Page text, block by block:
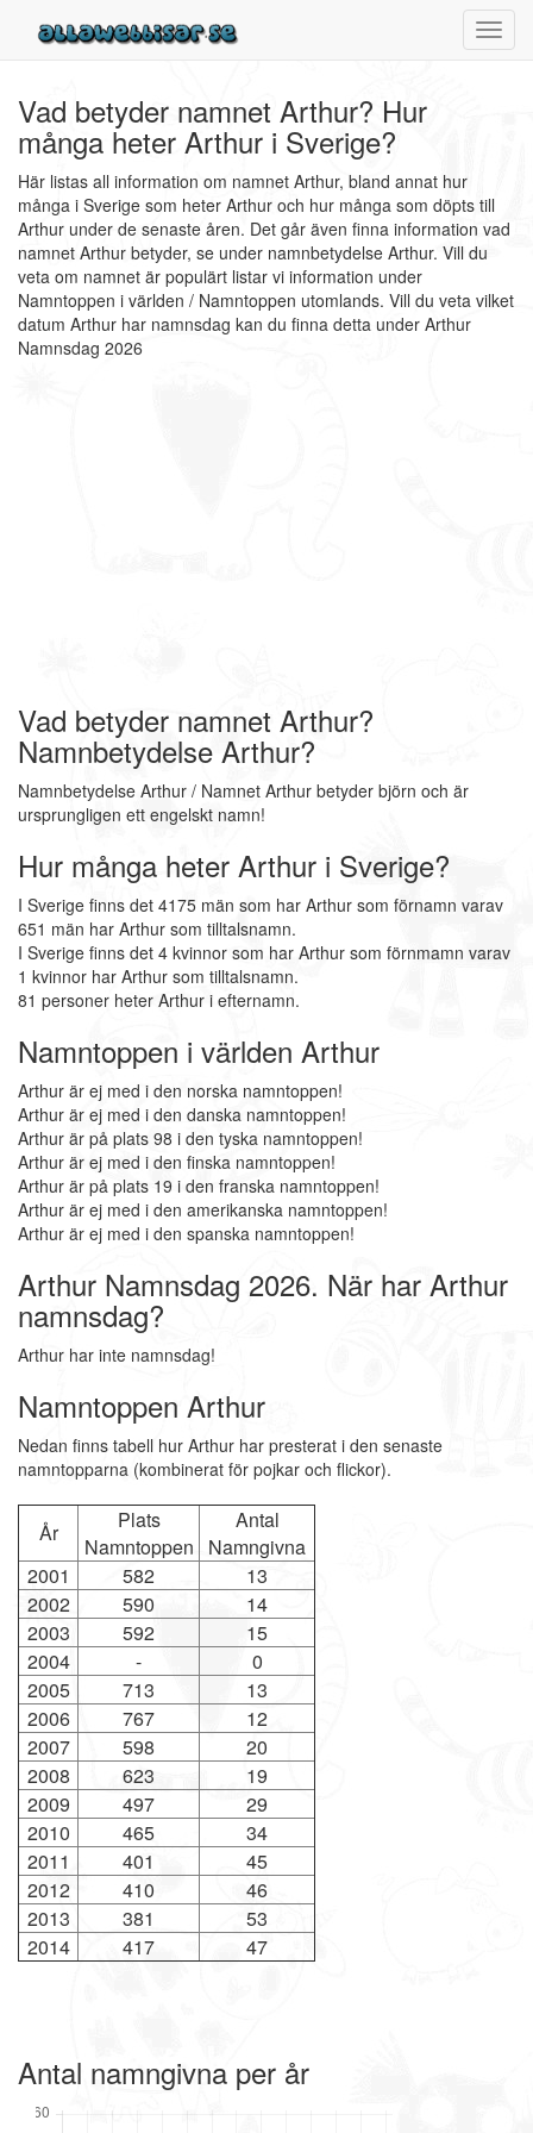
Vad betyder namnet Arthur? Hur
många heter Arthur i Sverige?
Här listas all information om namnet Arthur, bland annat hur
många i Sverige som heter Arthur och hur många som döpts till
Arthur under de senaste åren. Det går även finna information vad
namnet Arthur betyder, se under namnbetydelse Arthur. Vill du
veta om namnet är populärt listar vi information under
Namntoppen i världen / Namntoppen utomlands. Vill du veta vilket
datum Arthur har namnsdag kan du finna detta under Arthur
Namnsdag 2026
Vad betyder namnet Arthur?
Namnbetydelse Arthur?
Namnbetydelse Arthur / Namnet Arthur betyder björn och är
ursprungligen ett engelskt namn!
Hur många heter Arthur i Sverige?
I Sverige finns det 4175 män som har Arthur som förnamn varav
651 män har Arthur som tilltalsnamn.
I Sverige finns det 4 kvinnor som har Arthur som förnmamn varav
1 kvinnor har Arthur som tilltalsnamn.
81 personer heter Arthur i efternamn.
Namntoppen i världen Arthur
Arthur är ej med i den norska namntoppen!
Arthur är ej med i den danska namntoppen!
Arthur är på plats 98 i den tyska namntoppen!
Arthur är ej med i den finska namntoppen!
Arthur är på plats 19 i den franska namntoppen!
Arthur är ej med i den amerikanska namntoppen!
Arthur är ej med i den spanska namntoppen!
Arthur Namnsdag 2026. När har Arthur
namnsdag?
Arthur har inte namnsdag!
Namntoppen Arthur
Nedan finns tabell hur Arthur har presterat i den senaste
namntopparna (kombinerat för pojkar och flickor).
År
Plats
Namntoppen
Antal
Namngivna
2001
582
13
2002
590
14
2003
592
15
2004
-
0
2005
713
13
2006
767
12
2007
598
20
2008
623
19
2009
497
29
2010
465
34
2011
401
45
2012
410
46
2013
381
53
2014
417 47
Antal namngivna per år